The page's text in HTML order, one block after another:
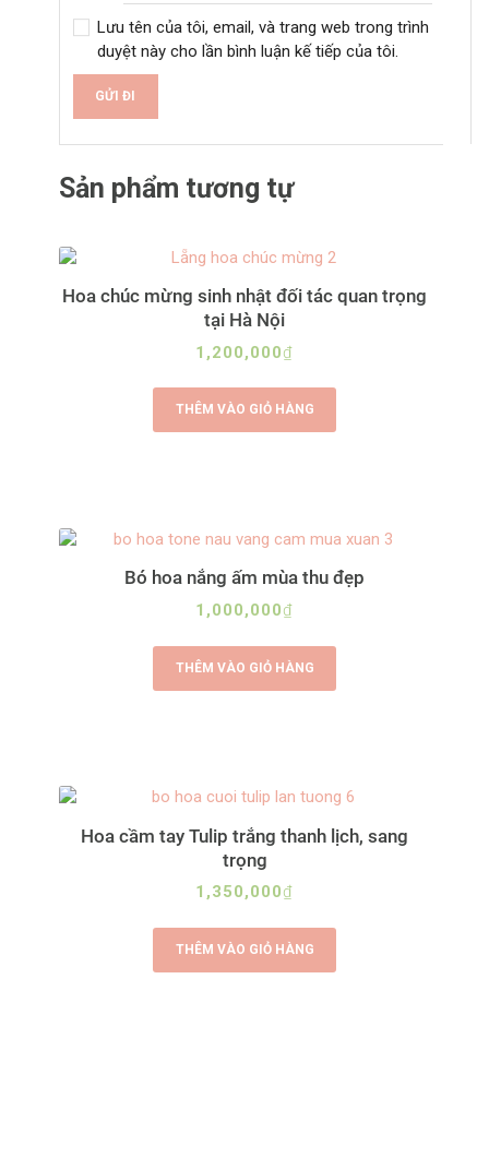
Lưu tên của tôi, email, và trang web trong trình
duyệt này cho lần bình luận kế tiếp của tôi.
A
t
n
t
Sản phẩm tương tự
Hoa chúc mừng sinh nhật đối tác quan trọng
tại Hà Nội
1,200,000₫
THÊM VÀO GIỎ HÀNG
Bó hoa nắng ấm mùa thu đẹp
1,000,000₫
THÊM VÀO GIỎ HÀNG
Hoa cầm tay Tulip trắng thanh lịch, sang
trọng
1,350,000₫
THÊM VÀO GIỎ HÀNG